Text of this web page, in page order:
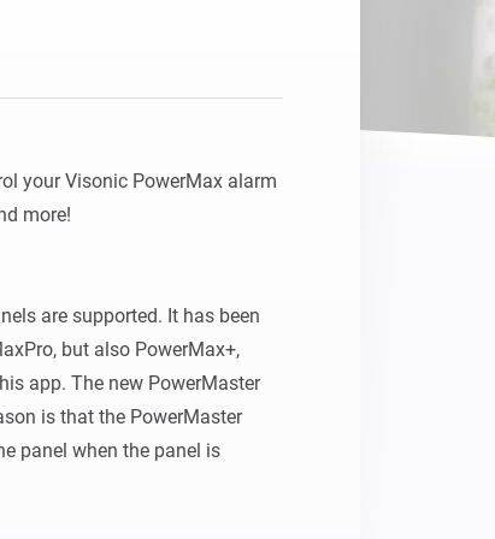
Pro
your Visonic PowerMax alarm
more!
are supported. It has been
but also PowerMax+,
app. The new PowerMaster
is that the PowerMaster
panel when the panel is